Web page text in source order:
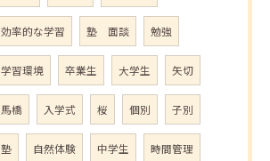
効率的な学習 塾 面談 勉強
学習環境 卒業生 大学生 矢切
馬橋 入学式 桜 個別 子別
塾 自然体験 中学生 時間管理